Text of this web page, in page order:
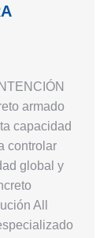
armado
capacidad
controlar
global y
All